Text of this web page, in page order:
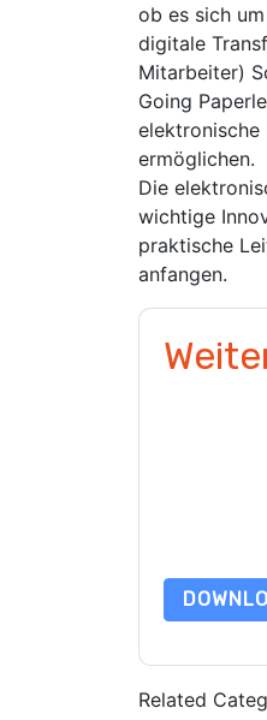
ob es sich
digitale
Mitarbeiter)
Going
elektronische
ermöglichen.
Die
wichtige
praktische
anfangen.
Related